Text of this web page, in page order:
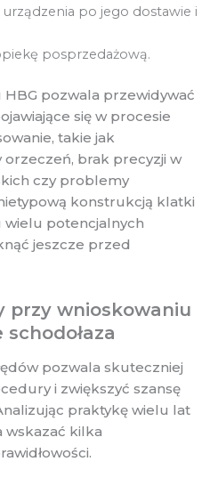
urządzenia po jego dostawie i
posprzedażową.
HBG pozwala przewidywać
się w procesie
takie jak
orzeczeń, brak precyzji w
czy problemy
konstrukcją klatki
wielu potencjalnych
jeszcze przed
przy wnioskowaniu
pozwala skuteczniej
i zwiększyć szansę
praktykę wielu lat
wskazać kilka